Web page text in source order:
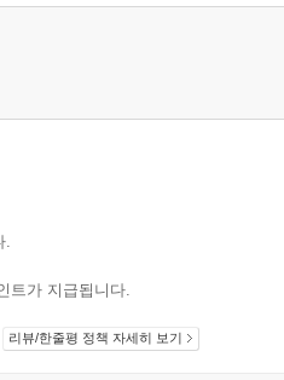
.
트가 지급됩니다.
리뷰/한줄평 정책 자세히 보기